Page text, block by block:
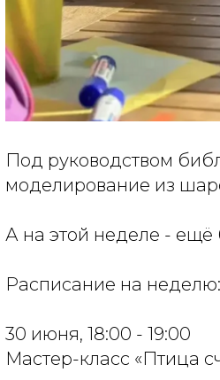
Под руководством
моделирование из
А на этой неделе - ещё
Расписание на неделю:
30 июня, 18:00 - 19:00
Мастер-класс «Птица